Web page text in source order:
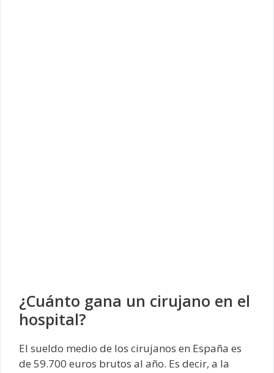
¿Cuánto gana un cirujano en el
hospital?
El sueldo medio de los cirujanos en España es
de 59.700 euros brutos al año. Es decir, a la